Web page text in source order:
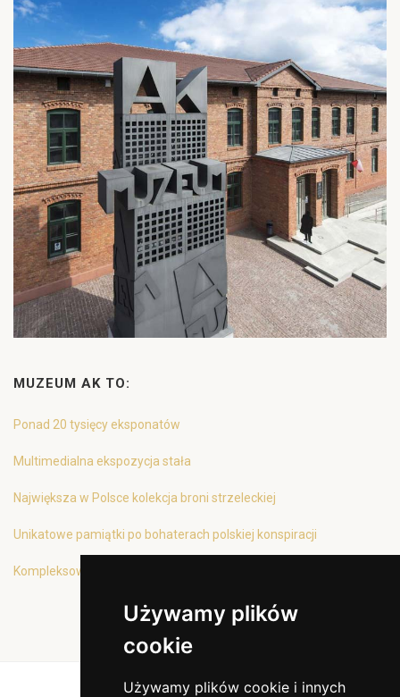
Używamy plików
cookie
Używamy plików cookie i innych
MUZEUM AK TO:
Ponad 20 tysięcy eksponatów
Multimedialna ekspozycja stała
Największa w Polsce kolekcja broni strzeleckiej
Unikatowe pamiątki po bohaterach polskiej konspiracji
Kompleksowa oferta edukacyjna